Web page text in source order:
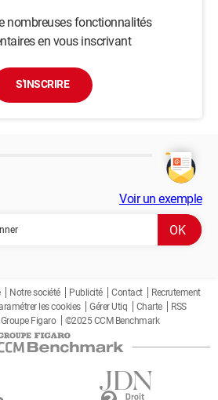
nombreuses fonctionnalités
en vous inscrivant
S'INSCRIRE
Voir un exemple
Notre société Publicité Contact
Recrutement
les cookies Gérer Utiq Charte
RSS
Groupe Figaro ©2025 CCM Benchmark